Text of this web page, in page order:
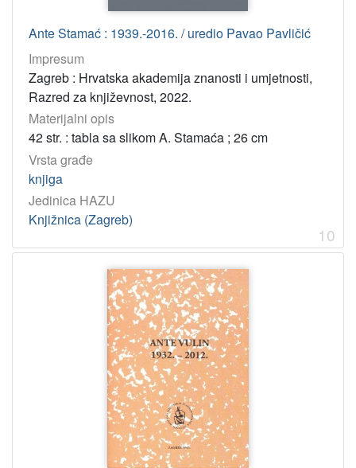
Ante Stamać : 1939.-2016. / uredio Pavao Pavličić
Impresum
Zagreb : Hrvatska akademija znanosti i umjetnosti,
Razred za književnost, 2022.
Materijalni opis
42 str. : tabla sa slikom A. Stamaća ; 26 cm
Vrsta građe
knjiga
Jedinica HAZU
Knjižnica (Zagreb)
10